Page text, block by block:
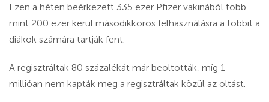
Ezen a héten beérkezett 335 ezer Pfizer vakinából több
mint 200 ezer kerül másodikkörös felhasználásra a többit a
diákok számára tartják fent.
A regisztráltak 80 százalékát már beoltották, míg 1
millióan nem kapták meg a regisztráltak közül az oltást.